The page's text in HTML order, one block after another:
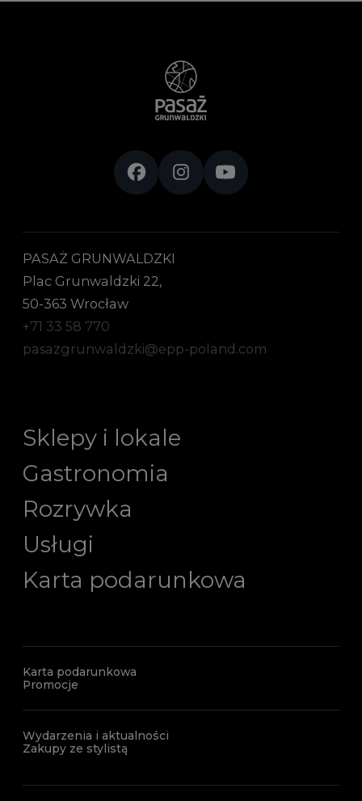
PASAŻ GRUNWALDZKI
Plac Grunwaldzki 22,
50-363 Wrocław
+71 33 58 770
pasazgrunwaldzki@epp-poland.com
Sklepy i lokale
Gastronomia
Rozrywka
Usługi
Karta podarunkowa
Karta podarunkowa
Promocje
Wydarzenia i aktualności
Zakupy ze stylistą